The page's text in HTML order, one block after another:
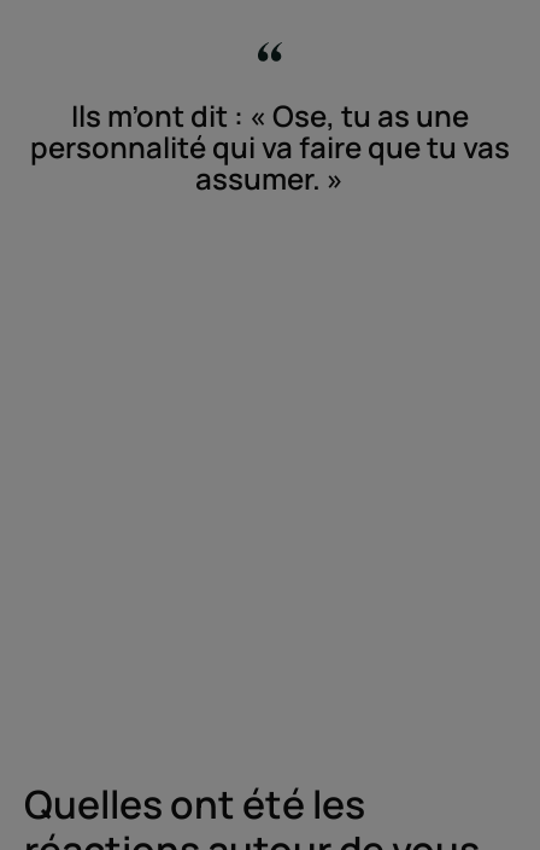
Ils m’ont dit : « Ose, tu as une
personnalité qui va faire que tu vas
assumer. »
Quelles ont été les